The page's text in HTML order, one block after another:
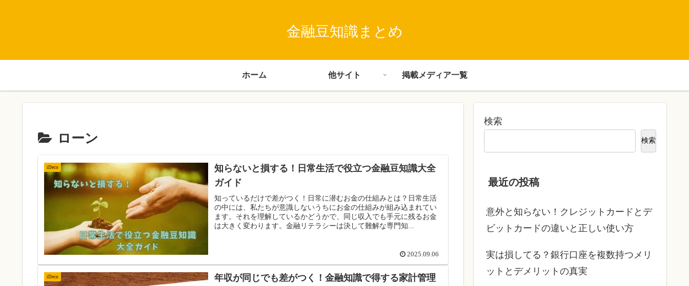
金融豆知識まとめ
ホーム 他サイト 掲載メディア一覧
ローン
iDeco
知らないと損する！日常生活で役立つ金融豆知識大全
ガイド
知っているだけで差がつく！日常に潜むお金の仕組みとは？日常生活
の中には、私たちが意識しないうちにお金の仕組みが組み込まれてい
ます。それを理解しているかどうかで、同じ収入でも手元に残るお金
は大きく変わります。金融リテラシーは決して難解な専門知...
2025.09.06
iDeco
年収が同じでも差がつく！金融知識で得する家計管理
検索
検索
最近の投稿
意外と知らない！クレジットカードとデ
ビットカードの違いと正しい使い方
実は損してる？銀行口座を複数持つメリ
ットとデメリットの真実